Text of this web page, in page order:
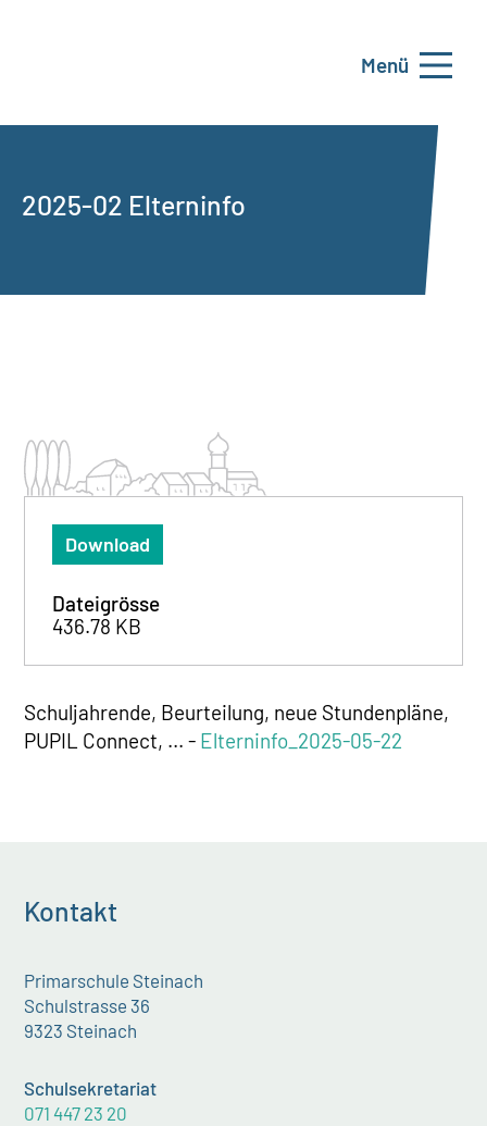
Menü
2025-02 Elterninfo
Download
Dateigrösse
436.78 KB
Schuljahrende, Beurteilung, neue Stundenpläne,
PUPIL Connect, ... - Elterninfo_2025-05-22
Kontakt
Primarschule Steinach
Schulstrasse 36
9323 Steinach
Schulsekretariat
071 447 23 20